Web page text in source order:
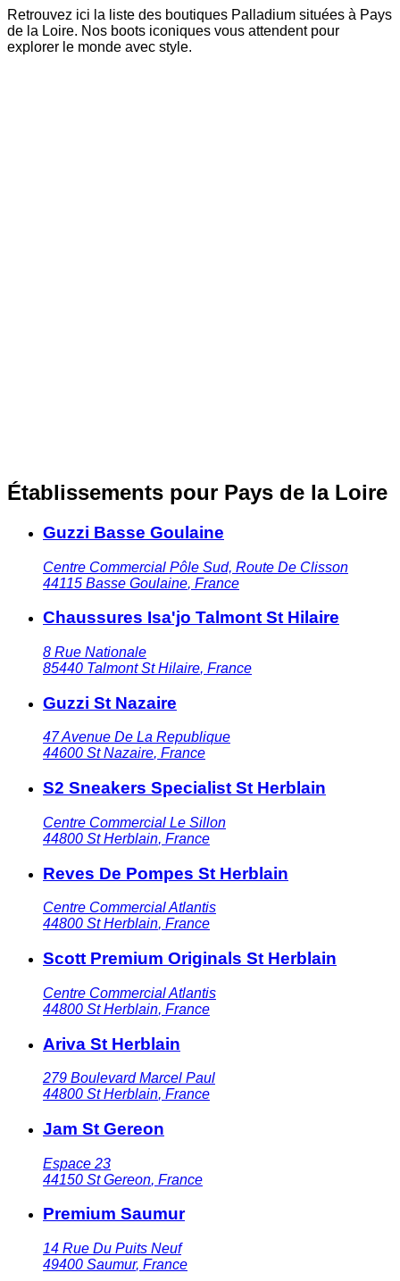
Retrouvez ici la liste des boutiques Palladium situées à Pays
de la Loire. Nos boots iconiques vous attendent pour
explorer le monde avec style.
Établissements pour Pays de la Loire
Guzzi Basse Goulaine
Centre Commercial Pôle Sud, Route De Clisson
44115 Basse Goulaine, France
Chaussures Isa'jo Talmont St Hilaire
8 Rue Nationale
85440 Talmont St Hilaire, France
Guzzi St Nazaire
47 Avenue De La Republique
44600 St Nazaire, France
S2 Sneakers Specialist St Herblain
Centre Commercial Le Sillon
44800 St Herblain, France
Reves De Pompes St Herblain
Centre Commercial Atlantis
44800 St Herblain, France
Scott Premium Originals St Herblain
Centre Commercial Atlantis
44800 St Herblain, France
Ariva St Herblain
279 Boulevard Marcel Paul
44800 St Herblain, France
Jam St Gereon
Espace 23
44150 St Gereon, France
Premium Saumur
14 Rue Du Puits Neuf
49400 Saumur, France